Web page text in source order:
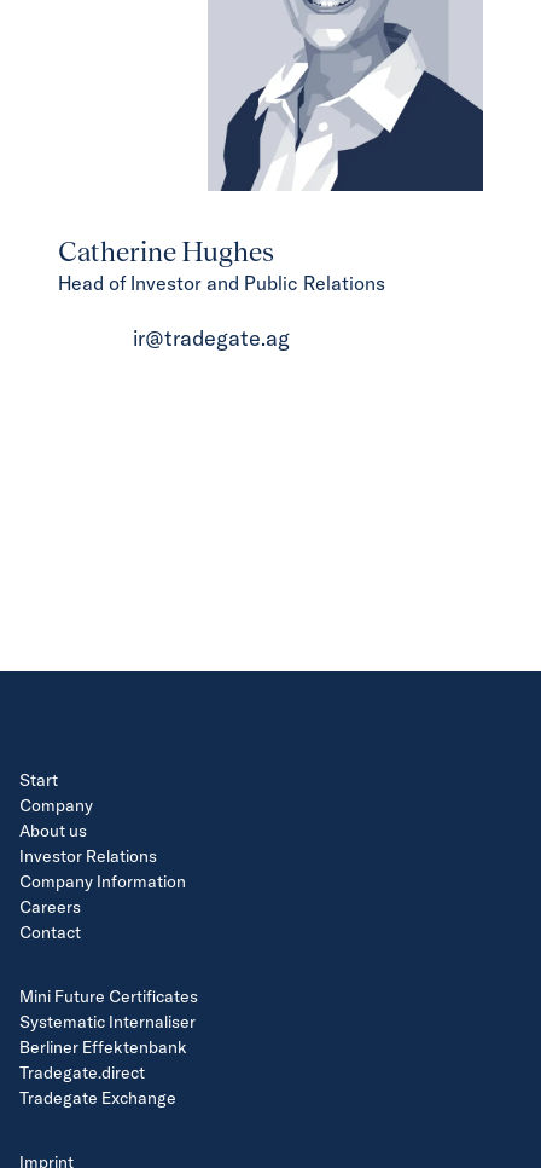
Catherine Hughes
Head of Investor and Public Relations
ir@tradegate.ag
Start
Company
About us
Investor Relations
Company Information
Careers
Contact
Mini Future Certificates
Systematic Internaliser
Berliner Effektenbank
Tradegate.direct
Tradegate Exchange
Imprint